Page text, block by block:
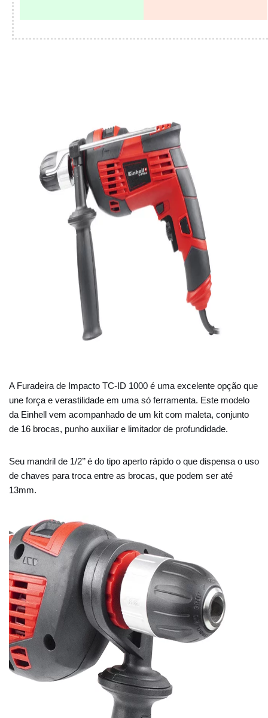
A Furadeira de Impacto TC-ID 1000 é uma excelente opção que
une força e verastilidade em uma só ferramenta. Este modelo
da Einhell vem acompanhado de um kit com maleta, conjunto
de 16 brocas, punho auxiliar e limitador de profundidade.
Seu mandril de 1/2’’ é do tipo aperto rápido o que dispensa o uso
de chaves para troca entre as brocas, que podem ser até
13mm.